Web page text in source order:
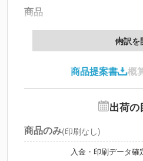
商品
送料
※北海道・沖縄・離島
内訳を
商品提案書 概
出荷の
商品のみ(印刷なし)
入金・印刷データ確